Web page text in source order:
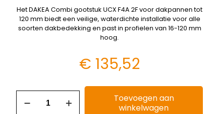
Het DAKEA Combi gootstuk UCX F4A 2F voor dakpannen tot
120 mm biedt een veilige, waterdichte installatie voor alle
soorten dakbedekking en past in profielen van 16-120 mm
hoog.
€ 135,52
Toevoegen aan
winkelwagen